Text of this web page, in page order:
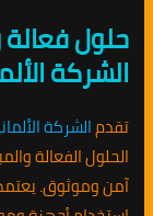
حلول
الشركة
تقدمالشركة
الحلول الفعالة
آمن وموثوق.